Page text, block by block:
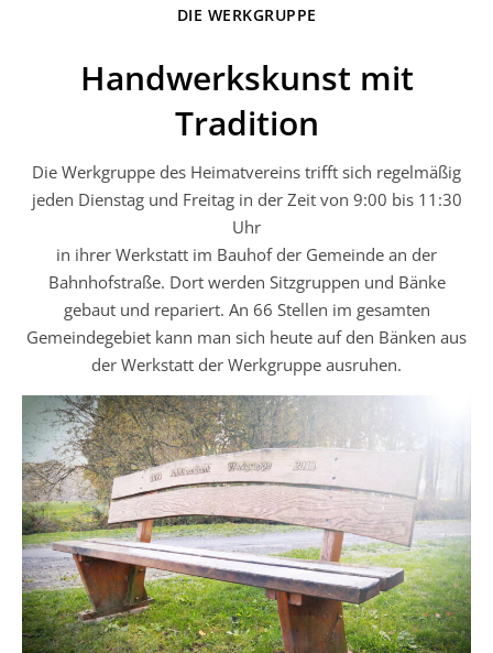
DIE WERKGRUPPE
Handwerkskunst mit
Tradition
Die Werkgruppe des Heimatvereins trifft sich regelmäßig
jeden Dienstag und Freitag in der Zeit von 9:00 bis 11:30
Uhr
in ihrer Werkstatt im Bauhof der Gemeinde an der
Bahnhofstraße. Dort werden Sitzgruppen und Bänke
gebaut und repariert. An 66 Stellen im gesamten
Gemeindegebiet kann man sich heute auf den Bänken aus
der Werkstatt der Werkgruppe ausruhen.